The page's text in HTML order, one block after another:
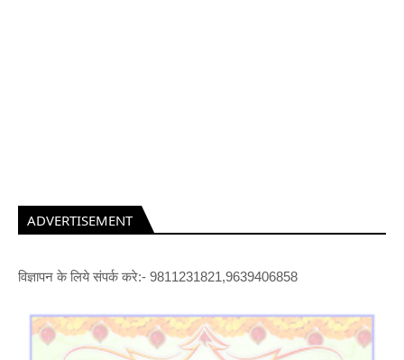
ADVERTISEMENT
विज्ञापन के लिये संपर्क करे:- 9811231821,9639406858